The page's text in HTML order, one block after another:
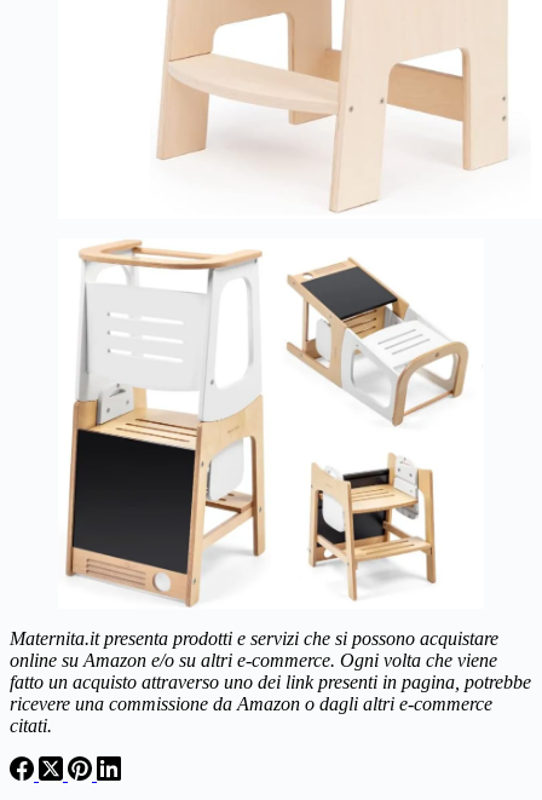
Maternita.it presenta prodotti e servizi che si possono acquistare
online su Amazon e/o su altri e-commerce. Ogni volta che viene
fatto un acquisto attraverso uno dei link presenti in pagina, potrebbe
ricevere una commissione da Amazon o dagli altri e-commerce
citati.